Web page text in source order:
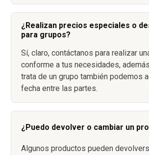
¿Realizan precios especiales o
para grupos?
Sí, claro, contáctanos para realizar
conforme a tus necesidades,
trata de un grupo también podemos
fecha entre las partes.
¿Puedo devolver o cambiar un
Algunos productos pueden